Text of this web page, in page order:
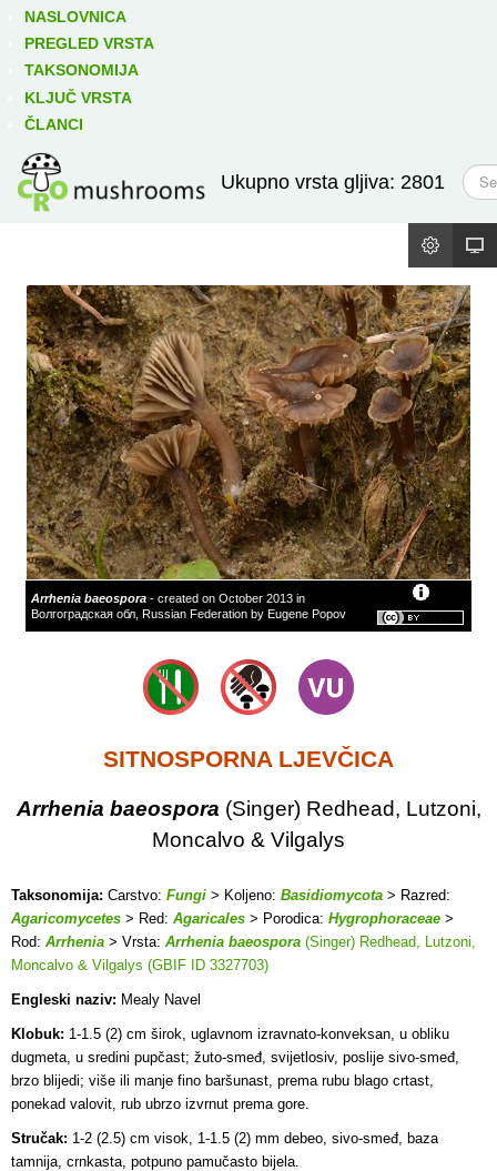
NASLOVNICA
PREGLED VRSTA
TAKSONOMIJA
KLJUČ VRSTA
ČLANCI
Ukupno vrsta gljiva: 2801
T
r
ž
Arrhenia baeospora - created on October 2013 in
Волгоградская обл, Russian Federation by Eugene Popov
SITNOSPORNA LJEVČICA
Arrhenia baeospora (Singer) Redhead, Lutzoni,
Moncalvo & Vilgalys
Taksonomija: Carstvo: Fungi > Koljeno: Basidiomycota > Razred:
Agaricomycetes > Red: Agaricales > Porodica: Hygrophoraceae >
Rod: Arrhenia > Vrsta: Arrhenia baeospora (Singer) Redhead, Lutzoni,
Moncalvo & Vilgalys (GBIF ID 3327703)
Engleski naziv: Mealy Navel
Klobuk: 1-1.5 (2) cm širok, uglavnom izravnato-konveksan, u obliku
dugmeta, u sredini pupčast; žuto-smeđ, svijetlosiv, poslije sivo-smeđ,
brzo blijedi; više ili manje fino baršunast, prema rubu blago crtast,
ponekad valovit, rub ubrzo izvrnut prema gore.
Stručak: 1-2 (2.5) cm visok, 1-1.5 (2) mm debeo, sivo-smeđ, baza
tamnija, crnkasta, potpuno pamučasto bijela.
Izravno podređene niže takse: